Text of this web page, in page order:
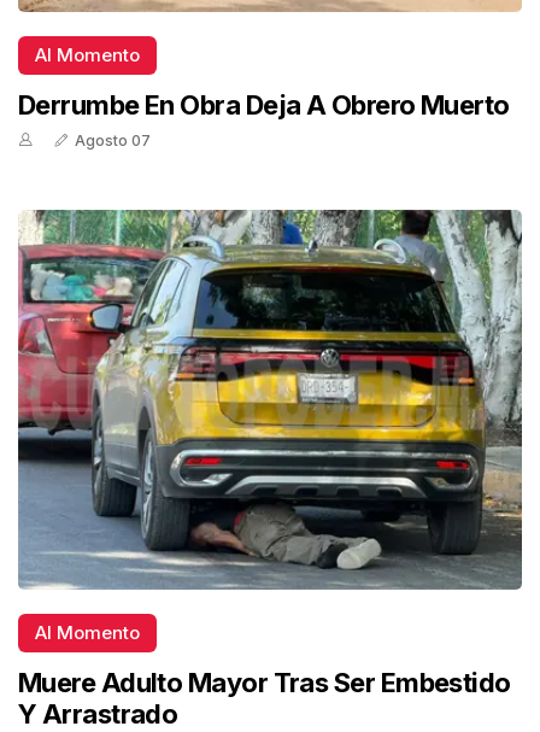
Al Momento
Derrumbe En Obra Deja A Obrero Muerto
Agosto 07
Al Momento
Muere Adulto Mayor Tras Ser Embestido
Y Arrastrado